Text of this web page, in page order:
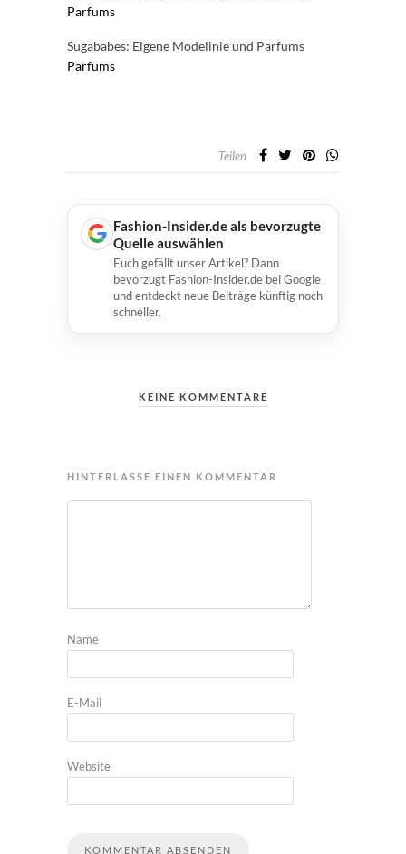
Parfums
Sugababes: Eigene Modelinie und Parfums
Parfums
Teilen
Fashion-Insider.de als bevorzugte
Quelle auswählen
Euch gefällt unser Artikel? Dann
bevorzugt Fashion-Insider.de bei Google
und entdeckt neue Beiträge künftig noch
schneller.
KEINE KOMMENTARE
HINTERLASSE EINEN KOMMENTAR
Name
E-Mail
Website